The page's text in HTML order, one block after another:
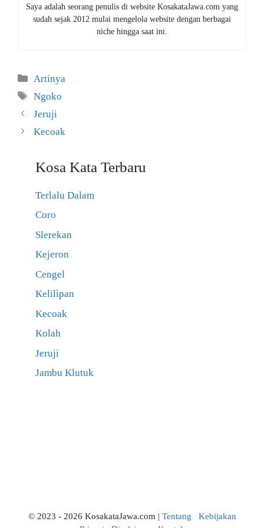
Saya adalah seorang penulis di website KosakataJawa.com yang
sudah sejak 2012 mulai mengelola website dengan berbagai
niche hingga saat ini.
Kategori
Artinya
Tag
Ngoko
Jeruji
Kecoak
Kosa Kata Terbaru
Terlalu Dalam
Coro
Slerekan
Kejeron
Cengel
Kelilipan
Kecoak
Kolah
Jeruji
Jambu Klutuk
© 2023 - 2026 KosakataJawa.com | Tentang
Kebijakan